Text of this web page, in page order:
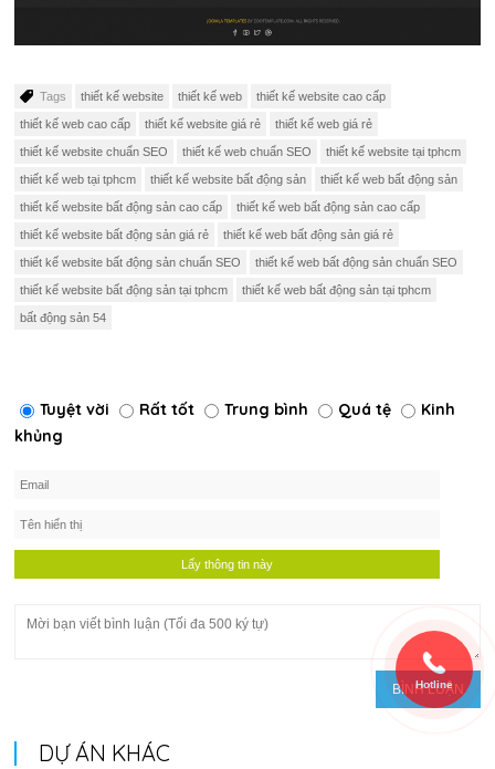
Tags thiết kế website thiết kế web thiết kế website cao cấp
thiết kế web cao cấp thiết kế website giá rẻ thiết kế web giá rẻ
thiết kế website chuẩn SEO thiết kế web chuẩn SEO thiết kế website tại tphcm
thiết kế web tại tphcm thiết kế website bất động sản thiết kế web bất động sản
thiết kế website bất động sản cao cấp thiết kế web bất động sản cao cấp
thiết kế website bất động sản giá rẻ thiết kế web bất động sản giá rẻ
thiết kế website bất động sản chuẩn SEO thiết kế web bất động sản chuẩn SEO
thiết kế website bất động sản tại tphcm thiết kế web bất động sản tại tphcm
bất động sản 54
Tuyệt vời Rất tốt Trung bình Quá tệ
Kinh
khủng
DỰ ÁN KHÁC
Hotline